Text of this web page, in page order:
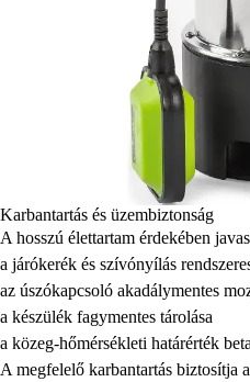
Karbantartás és üzembiztonság
A hosszú élettartam érdekében
a járókerék és szívónyílás
az úszókapcsoló akadálymentes
a készülék fagymentes tárolása
a közeg-hőmérsékleti határérték
A megfelelő karbantartás biztosítja